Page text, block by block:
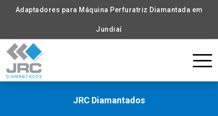
Adaptadores para Máquina Perfuratriz Diamantada em
Jundiaí
JRC Diamantados